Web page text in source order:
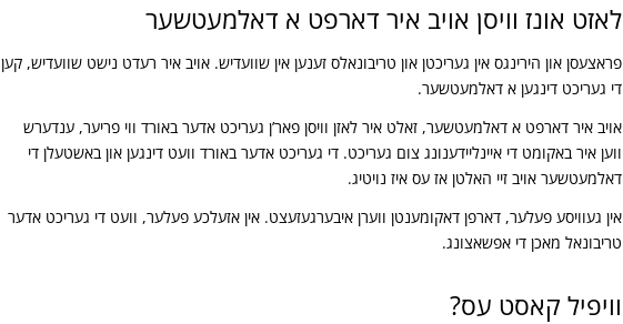
לאזט אונז וויסן אויב איר דארפט א דאלמעטשער
פראצעסן און הירינגס אין געריכטן און טריבונאלס זענען אין שוועדיש. אויב איר רעדט נישט שוועדיש, קען
די געריכט דינגען א דאלמעטשער.
אויב איר דארפט א דאלמעטשער, זאלט איר לאזן וויסן פאר’ן געריכט אדער באורד ווי פריער, ענדערש
ווען איר באקומט די איינליידענונג צום געריכט. די געריכט אדער באורד וועט דינגען און באשטעלן די
דאלמעטשער אויב זיי האלטן אז עס איז נויטיג.
אין געוויסע פעלער, דארפן דאקומענטן ווערן איבערגעזעצט. אין אזעלכע פעלער, וועט די געריכט אדער
טריבונאל מאכן די אפשאצונג.
וויפיל קאסט עס?